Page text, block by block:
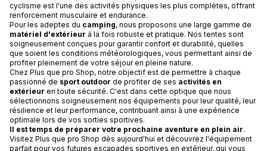
cyclisme est l'une des activités physiques les plus complètes, offrant
renforcement musculaire et endurance.
Pour les adeptes du camping, nous proposons une large gamme de
matériel d'extérieur à la fois robuste et pratique. Nos tentes sont
soigneusement conçues pour garantir confort et durabilité, quelles
que soient les conditions météorologiques, vous permettant ainsi de
profiter pleinement de votre séjour en pleine nature.
Chez Plus que pro Shop, notre objectif est de permettre à chaque
passionné de sport outdoor de profiter de ses activités en
extérieur en toute sécurité. C'est dans cette optique que nous
sélectionnons soigneusement nos équipements pour leur qualité, leur
résilience et leur performance, contribuant ainsi à une expérience
optimale lors de vos sorties sportives.
Il est temps de préparer votre prochaine aventure en plein air.
Visitez Plus que pro Shop dès aujourd'hui et découvrez l'équipement
parfait pour vos futures escapades sportives en extérieur, qui vous